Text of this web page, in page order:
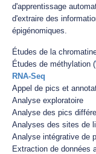
d'apprentissage
d'extraire des
épigénomiques.
Études de la
Études de méthylation (
RNA-Seq
Appel de pics et
Analyse exploratoire
Analyse des pics
Analyses des sites de
Analyse intégrative de
Extraction de données